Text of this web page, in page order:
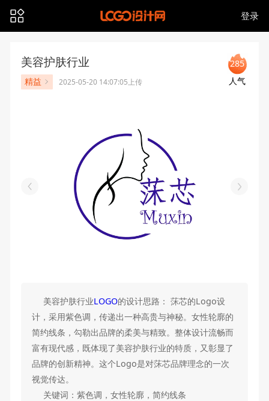
登录
美容护肤行业
精益 2025-05-20 14:07:05上传
285
人气
美容护肤行业LOGO的设计思路： 莯芯的Logo设
计，采用紫色调，传递出一种高贵与神秘。女性轮廓的
简约线条，勾勒出品牌的柔美与精致。整体设计流畅而
富有现代感，既体现了美容护肤行业的特质，又彰显了
品牌的创新精神。这个Logo是对莯芯品牌理念的一次
视觉传达。
关键词：紫色调，女性轮廓，简约线条